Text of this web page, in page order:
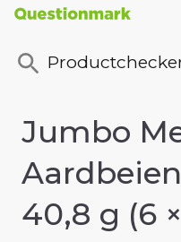
Jumbo
40,8 g (6